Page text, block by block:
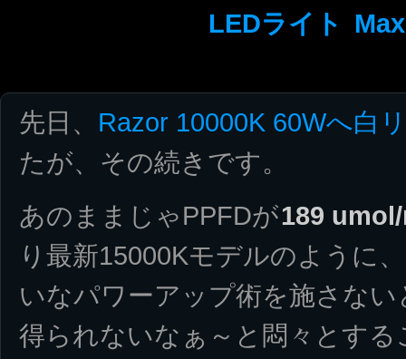
LEDライト
先日、 Razor 10000K 60Wへ白
たが、その続きです。
あのままじゃPPFDが189
り最新15000Kモデルのように、
いなパワーアップ術を施さな
得られないなぁ～と悶々とする